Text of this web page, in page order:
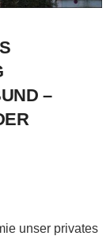
–
unser privates